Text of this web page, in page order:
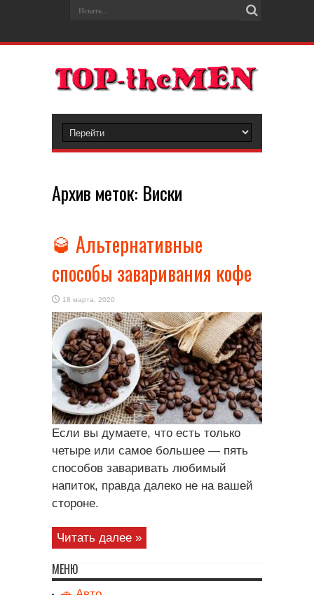
Архив меток: Виски
🥃 Альтернативные
способы заваривания кофе
18 марта, 2020
Если вы думаете, что есть только
четыре или самое большее — пять
способов заваривать любимый
напиток, правда далеко не на вашей
стороне.
Читать далее »
МЕНЮ